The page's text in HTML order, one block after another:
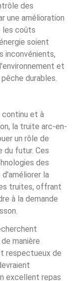
des
une amélioration
les coûts
soient
inconvénients,
et
durables.
continu et à
la truite arc-en-
un rôle de
du futur. Ces
des
la
truites, offrant
à la demande
manière
respectueux de
excellent repas